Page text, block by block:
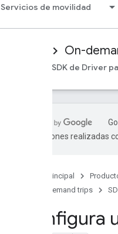
Servicios de movilidad
On-
SDK de Driver
traducciones realizadas
Página principal
On-demand trips